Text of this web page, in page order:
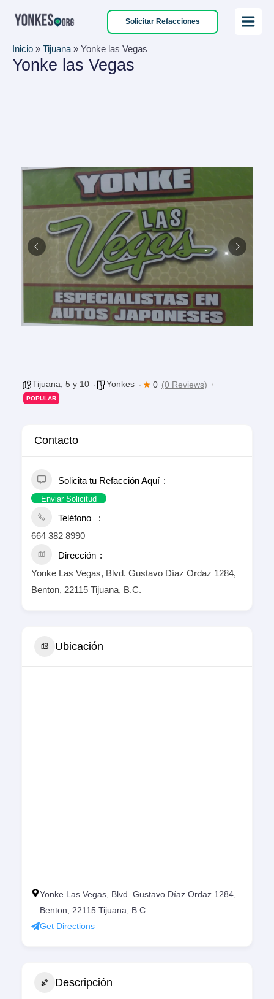
Solicitar Refacciones
Main
Inicio » Tijuana » Yonke las Vegas
Yonke las Vegas
Tijuana 5 y 10 Yonkes 0 (0 Reviews)
POPULAR
Contacto
Solicita tu Refacción Aquí
Enviar Solicitud
Teléfono
664 382 8990
Dirección
Yonke Las Vegas, Blvd. Gustavo Díaz Ordaz 1284,
Benton, 22115 Tijuana, B.C.
Ubicación
Yonke Las Vegas, Blvd. Gustavo Díaz Ordaz 1284,
Benton, 22115 Tijuana, B.C.
Get Directions
Descripción